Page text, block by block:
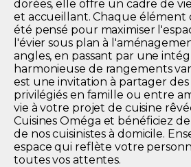
dorées, elle offre un cadre de
et accueillant. Chaque élément
été pensé pour maximiser
l'évier sous plan à
angles, en passant par une
harmonieuse de rangements
est une invitation à partager
privilégiés en famille ou entre
vie à votre projet de cuisine
Cuisines Oméga et bénéficiez
de nos cuisinistes à domicile.
espace qui reflète votre
toutes vos attentes.